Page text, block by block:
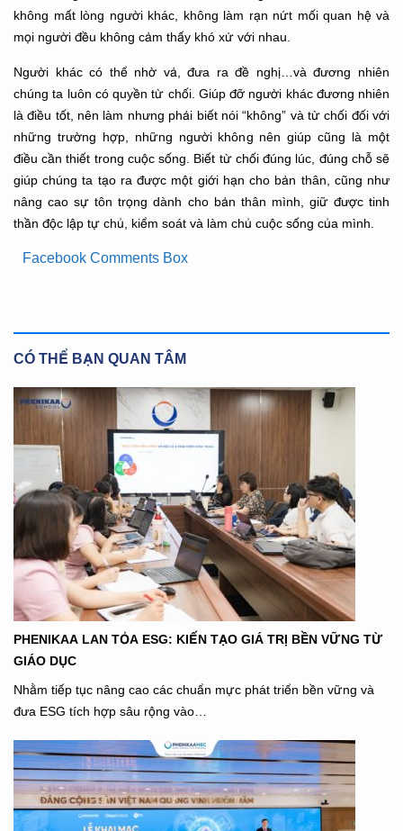
không mất lòng người khác, không làm rạn nứt mối quan hệ và
mọi người đều không cảm thấy khó xử với nhau.
Người khác có thể nhờ vả, đưa ra đề nghị…và đương nhiên
chúng ta luôn có quyền từ chối. Giúp đỡ người khác đương nhiên
là điều tốt, nên làm nhưng phải biết nói “không” và từ chối đối với
những trường hợp, những người không nên giúp cũng là một
điều cần thiết trong cuộc sống. Biết từ chối đúng lúc, đúng chỗ sẽ
giúp chúng ta tạo ra được một giới hạn cho bản thân, cũng như
nâng cao sự tôn trọng dành cho bản thân mình, giữ được tinh
thần độc lập tự chủ, kiểm soát và làm chủ cuộc sống của mình.
Facebook Comments Box
CÓ THỂ BẠN QUAN TÂM
PHENIKAA LAN TỎA ESG: KIẾN TẠO GIÁ TRỊ BỀN VỮNG TỪ
GIÁO DỤC
Nhằm tiếp tục nâng cao các chuẩn mực phát triển bền vững và
đưa ESG tích hợp sâu rộng vào…